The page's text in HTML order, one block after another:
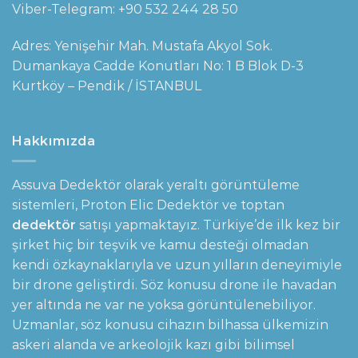
Viber-Telegram: +90 532 244 28 50
Adres: Yenişehir Mah. Mustafa Akyol Sok.
Dumankaya Cadde Konutları No: 1 B Blok D-3
Kurtköy – Pendik / İSTANBUL
Hakkımızda
Assuva Dedektör olarak yeraltı görüntüleme
sistemleri, Proton Elic Dedektör ve toptan
dedektör satışı yapmaktayız. Türkiye’de ilk kez bir
şirket hiç bir teşvik ve kamu desteği olmadan
kendi özkaynaklarıyla ve uzun yılların deneyimiyle
bir drone geliştirdi. Söz konusu drone ile havadan
yer altında ne var ne yoksa görüntülenebiliyor.
Uzmanlar, söz konusu cihazın bilhassa ülkemizin
askeri alanda ve arkeolojik kazı gibi bilimsel